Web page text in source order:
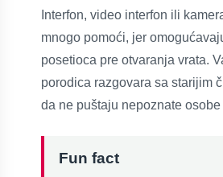
Interfon, video interfon ili
mnogo pomoći, jer
posetioca pre otvaranja vrata.
porodica razgovara sa starijim
da ne puštaju nepoznate
Fun fact